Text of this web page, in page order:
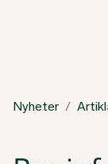
Nyheter